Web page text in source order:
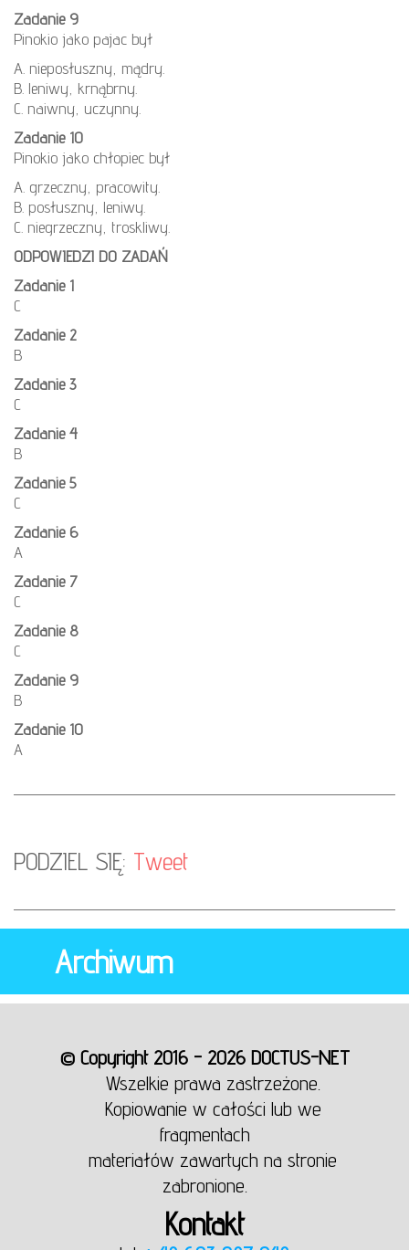
Zadanie 9
Pinokio jako pajac był
A. nieposłuszny, mądry.
B. leniwy, krnąbrny.
C. naiwny, uczynny.
Zadanie 10
Pinokio jako chłopiec był
A. grzeczny, pracowity.
B. posłuszny, leniwy.
C. niegrzeczny, troskliwy.
ODPOWIEDZI DO ZADAŃ
Zadanie 1
C
Zadanie 2
B
Zadanie 3
C
Zadanie 4
B
Zadanie 5
C
Zadanie 6
A
Zadanie 7
C
Zadanie 8
C
Zadanie 9
B
Zadanie 10
A
PODZIEL SIĘ: Tweet
Archiwum
© Copyright 2016 - 2026 DOCTUS-NET
Wszelkie prawa zastrzeżone.
Kopiowanie w całości lub we
fragmentach
materiałów zawartych na stronie
zabronione.
Kontakt